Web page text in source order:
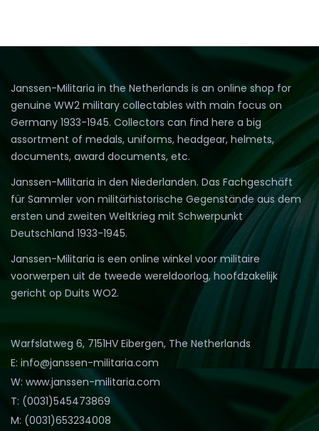
Janssen-Militaria in the Netherlands is an online shop for
genuine WW2 military collectables with main focus on
Germany 1933-1945. Collectors can find here a big
assortment of medals, uniforms, headgear, helmets,
documents, award documents, etc.
Janssen-Militaria in den Niederlanden. Das Fachgeschäft
für Sammler von militärhistorische Gegenstände aus dem
ersten und zweiten Weltkrieg mit Schwerpunkt
Deutschland 1933-1945.
Janssen-Militaria is een online winkel voor militaire
voorwerpen uit de tweede wereldoorlog, hoofdzakelijk
gericht op Duits WO2.
Warfslatweg 6, 7151HV Eibergen, The Netherlands
E: info@janssen-militaria.com
W: www.janssen-militaria.com
T: (0031)545473869
M: (0031)653234008